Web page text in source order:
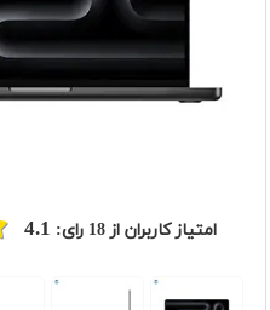
امتیاز کاربران از18 رای: 4.1